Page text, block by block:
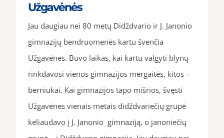
Užgavėnės
Jau daugiau nei 80 metų Didždvario ir J. Janonio
gimnazijų bendruomenės kartu švenčia
Užgavėnes. Buvo laikas, kai kartu valgyti blynų
rinkdavosi vienos gimnazijos mergaitės, kitos –
berniukai. Kai gimnazijos tapo mišrios, švęsti
Užgavėnes vienais metais didždvariečių grupė
keliaudavo į J. Janonio gimnaziją, o janoniečių